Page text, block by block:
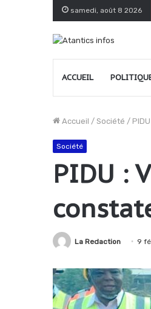
samedi, août 8 2026
ACCUEIL
Accueil / Société /
Société
PIDU :
La Redaction 9